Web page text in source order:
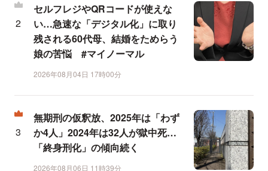
セルフレジやQRコードが使えな
い…急速な「デジタル化」に取り
残される60代母、結婚をためらう
娘の苦悩 #マイノーマル
2026年08月04日 17時00分
無期刑の仮釈放、2025年は「わず
か4人」2024年は32人が獄中死…
「終身刑化」の傾向続く
2026年08月06日 11時39分